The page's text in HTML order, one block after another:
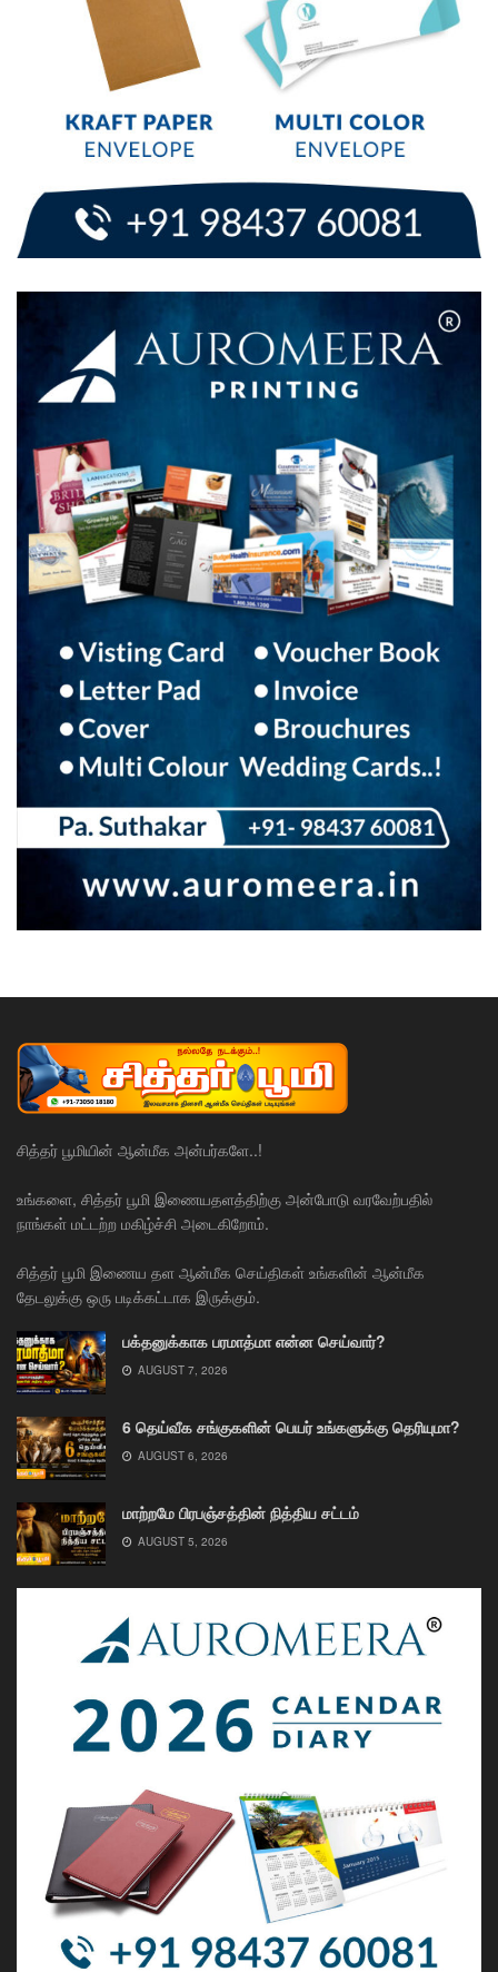
சித்தர் பூமியின் ஆன்மீக அன்பர்களே..!
உங்களை, சித்தர் பூமி இணையதளத்திற்கு அன்போடு வரவேற்பதில்
நாங்கள் மட்டற்ற மகிழ்ச்சி அடைகிறோம்.
சித்தர் பூமி இணைய தள ஆன்மீக செய்திகள் உங்களின் ஆன்மீக
தேடலுக்கு ஒரு படிக்கட்டாக இருக்கும்.
பக்தனுக்காக பரமாத்மா என்ன செய்வார்?
AUGUST 7, 2026
6 தெய்வீக சங்குகளின் பெயர் உங்களுக்கு தெரியுமா?
AUGUST 6, 2026
மாற்றமே பிரபஞ்சத்தின் நித்திய சட்டம்
AUGUST 5, 2026